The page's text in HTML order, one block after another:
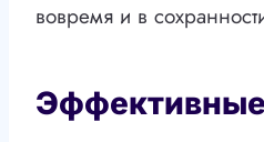
вовремя и в